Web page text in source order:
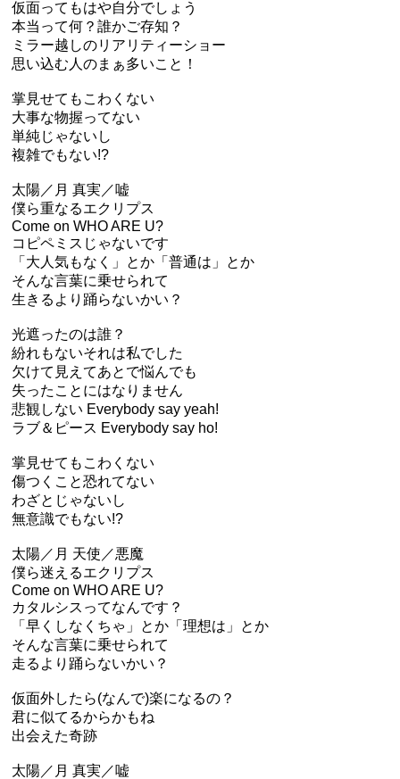
仮面ってもはや自分でしょう
本当って何？誰かご存知？
ミラー越しのリアリティーショー
思い込む人のまぁ多いこと！
掌見せてもこわくない
大事な物握ってない
単純じゃないし
複雑でもない!?
太陽／月 真実／嘘
僕ら重なるエクリプス
Come on WHO ARE U?
コピペミスじゃないです
「大人気もなく」とか「普通は」とか
そんな言葉に乗せられて
生きるより踊らないかい？
光遮ったのは誰？
紛れもないそれは私でした
欠けて見えてあとで悩んでも
失ったことにはなりません
悲観しない Everybody say yeah!
ラブ＆ピース Everybody say ho!
掌見せてもこわくない
傷つくこと恐れてない
わざとじゃないし
無意識でもない!?
太陽／月 天使／悪魔
僕ら迷えるエクリプス
Come on WHO ARE U?
カタルシスってなんです？
「早くしなくちゃ」とか「理想は」とか
そんな言葉に乗せられて
走るより踊らないかい？
仮面外したら(なんで)楽になるの？
君に似てるからかもね
出会えた奇跡
太陽／月 真実／嘘